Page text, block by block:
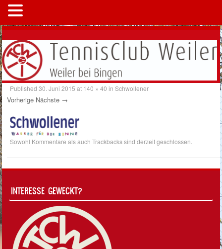
Published30. Juni 2015 at 140 × 40 inSchwollener
Vorherige Nächste →
Sowohl Kommentare als auch Trackbacks sind derzeit geschlossen.
INTERESSE GEWECKT?